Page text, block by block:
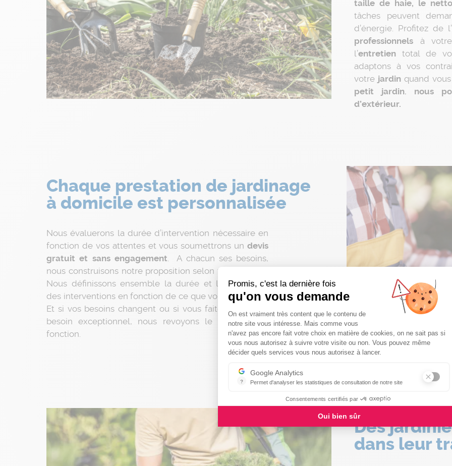
taille de haie, le
tâches peuvent
d’énergie. Profitez de
professionnels à
l’entretien total de
adaptons à vos
votre jardinquand
petit jardin, nous
d’extérieur.
Chaque prestation de jardinage
à domicile est personnalisée
Nous évaluerons la durée d’intervention nécessaire en
fonction de vos attentes et vous soumettrons un devis
gratuit et sans engagement. A chacun ses besoins,
nous construisons notre proposition selon vos attentes.
Nous définissons ensemble la durée et la fréquence
des interventions en fonction de ce que vous souhaitez.
Et si vos besoins changent ou si vous faites face à un
besoin exceptionnel, nous revoyons le planning en
fonction.
Des
dans leur
Promis, c'est la dernière fois
qu'on vous demande
Plateforme de Gestion du
On est vraiment très content que le contenu de
notre site vous intéresse. Mais comme vous
n'avez pas encore fait votre choix en matière de cookies, on ne sait pas si
vous nous autorisez à suivre votre visite ou non. Vous pouvez même
décider quels services vous nous autorisez à lancer.
?
Google Analytics
Permet d'analyser les statistiques de consultation de notre site
Consentements certifiés par
Oui bien sûr
Axeptio consent